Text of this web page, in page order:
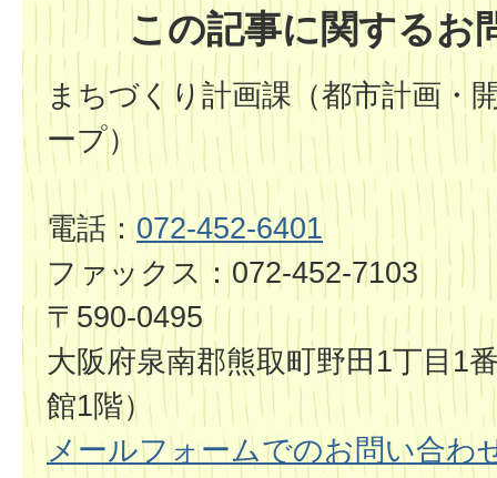
この記事に関するお
まちづくり計画課（都市計画・
ープ）
電話：072-452-6401
ファックス：072-452-7103
〒590-0495
大阪府泉南郡熊取町野田1丁目1
館1階）
メールフォームでのお問い合わ